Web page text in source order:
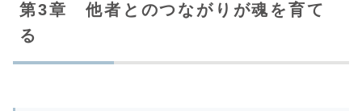
第3章 他者とのつながりが魂を育て
る